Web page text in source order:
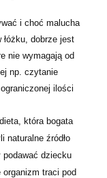
i choć malucha
dobrze jest
nie wymagają od
np. czytanie
ilości
która bogata
naturalne źródło
dziecku
organizm traci pod